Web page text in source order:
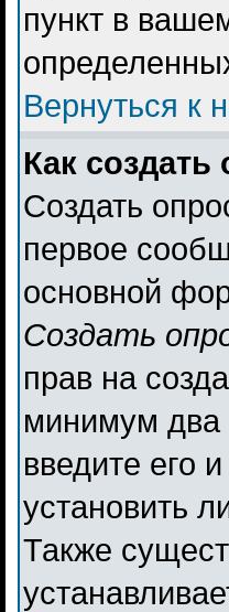
пункт в
Вернуться к
Как создать
Создать
первое
основной
Создать
прав на
минимум два
введите его
установить
Также